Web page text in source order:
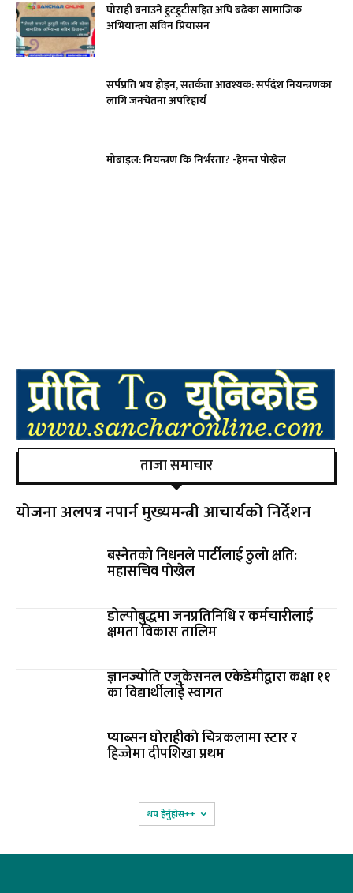
घोराही बनाउने हुटहुटीसहित अघि बढेका सामाजिक
अभियान्ता सविन प्रियासन
सर्पप्रति भय होइन, सतर्कता आवश्यक: सर्पदंश नियन्त्रणका
लागि जनचेतना अपरिहार्य
मोबाइल: नियन्त्रण कि निर्भरता? -हेमन्त पोख्रेल
ताजा समाचार
योजना अलपत्र नपार्न मुख्यमन्त्री आचार्यको निर्देशन
बस्नेतकाे निधनले पार्टीलाई ठुलाे क्षति:
महासचिव पाेख्रेल
डोल्पोबुद्धमा जनप्रतिनिधि र कर्मचारीलाई
क्षमता विकास तालिम
ज्ञानज्योति एजुकेसनल एकेडेमीद्वारा कक्षा ११
का विद्यार्थीलाई स्वागत
प्याब्सन घाेराहीकाे चित्रकलामा स्टार र
हिज्जेमा दीपशिखा प्रथम
थप हेर्नुहोस‌++